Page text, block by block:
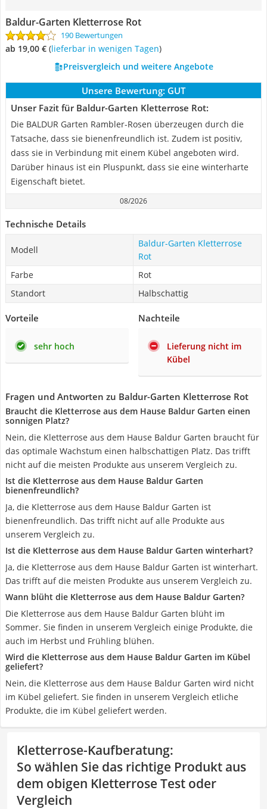
Baldur-Garten Kletterrose Rot
190 Bewertungen
ab 19,00 € ( Lieferbar in wenigen Tagen)
Preisvergleich und weitere Angebote
Unsere Bewertung: GUT
Unser Fazit für Baldur-Garten Kletterrose Rot:
Die BALDUR Garten Rambler-Rosen überzeugen durch die
Tatsache, dass sie bienenfreundlich ist. Zudem ist positiv,
dass sie in Verbindung mit einem Kübel angeboten wird.
Darüber hinaus ist ein Pluspunkt, dass sie eine winterharte
Eigenschaft bietet.
08/2026
Technische Details
Modell
Baldur-Garten Kletterrose
Rot
Farbe
Rot
Standort
Halbschattig
Vorteile
sehr hoch
Nachteile
Lieferung nicht im
Kübel
Fragen und Antworten zu Baldur-Garten Kletterrose Rot
Braucht die Kletterrose aus dem Hause Baldur Garten einen
sonnigen Platz?
Nein, die Kletterrose aus dem Hause Baldur Garten braucht für
das optimale Wachstum einen halbschattigen Platz. Das trifft
nicht auf die meisten Produkte aus unserem Vergleich zu.
Ist die Kletterrose aus dem Hause Baldur Garten
bienenfreundlich?
Ja, die Kletterrose aus dem Hause Baldur Garten ist
bienenfreundlich. Das trifft nicht auf alle Produkte aus
unserem Vergleich zu.
Ist die Kletterrose aus dem Hause Baldur Garten winterhart?
Ja, die Kletterrose aus dem Hause Baldur Garten ist winterhart.
Das trifft auf die meisten Produkte aus unserem Vergleich zu.
Wann blüht die Kletterrose aus dem Hause Baldur Garten?
Die Kletterrose aus dem Hause Baldur Garten blüht im
Sommer. Sie finden in unserem Vergleich einige Produkte, die
auch im Herbst und Frühling blühen.
Wird die Kletterrose aus dem Hause Baldur Garten im Kübel
geliefert?
Nein, die Kletterrose aus dem Hause Baldur Garten wird nicht
im Kübel geliefert. Sie finden in unserem Vergleich etliche
Produkte, die im Kübel geliefert werden.
Kletterrose-Kaufberatung:
So wählen Sie das richtige Produkt aus
dem obigen Kletterrose Test oder
Vergleich